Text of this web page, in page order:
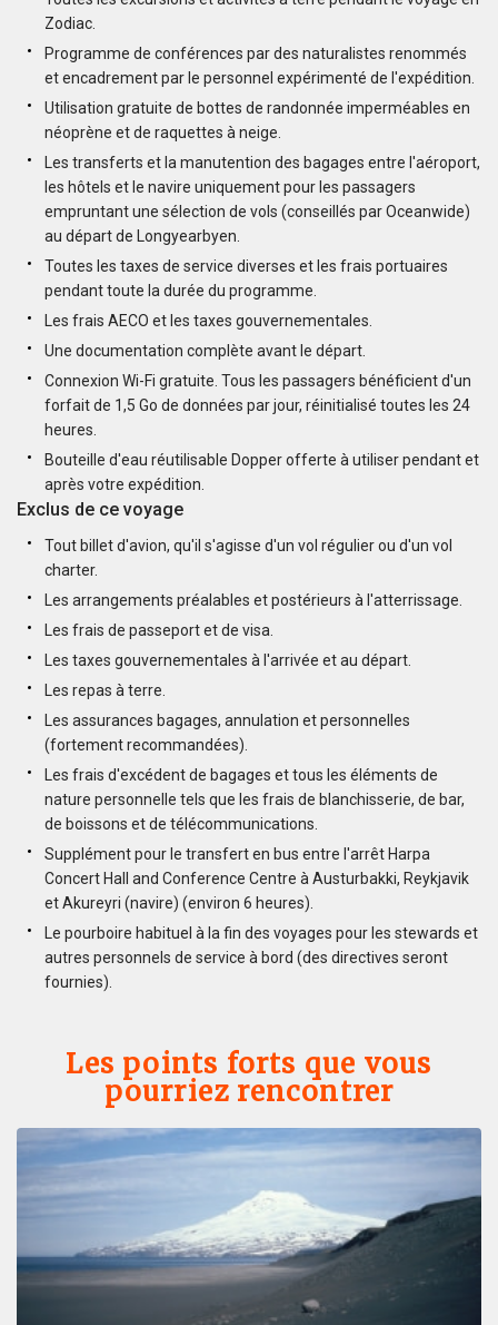
Zodiac.
Programme de conférences par des naturalistes renommés
et encadrement par le personnel expérimenté de l'expédition.
Utilisation gratuite de bottes de randonnée imperméables en
néoprène et de raquettes à neige.
Les transferts et la manutention des bagages entre l'aéroport,
les hôtels et le navire uniquement pour les passagers
empruntant une sélection de vols (conseillés par Oceanwide)
au départ de Longyearbyen.
Toutes les taxes de service diverses et les frais portuaires
pendant toute la durée du programme.
Les frais AECO et les taxes gouvernementales.
Une documentation complète avant le départ.
Connexion Wi-Fi gratuite. Tous les passagers bénéficient d'un
forfait de 1,5 Go de données par jour, réinitialisé toutes les 24
heures.
Bouteille d'eau réutilisable Dopper offerte à utiliser pendant et
après votre expédition.
Exclus de ce voyage
Tout billet d'avion, qu'il s'agisse d'un vol régulier ou d'un vol
charter.
Les arrangements préalables et postérieurs à l'atterrissage.
Les frais de passeport et de visa.
Les taxes gouvernementales à l'arrivée et au départ.
Les repas à terre.
Les assurances bagages, annulation et personnelles
(fortement recommandées).
Les frais d'excédent de bagages et tous les éléments de
nature personnelle tels que les frais de blanchisserie, de bar,
de boissons et de télécommunications.
Supplément pour le transfert en bus entre l'arrêt Harpa
Concert Hall and Conference Centre à Austurbakki, Reykjavik
et Akureyri (navire) (environ 6 heures).
Le pourboire habituel à la fin des voyages pour les stewards et
autres personnels de service à bord (des directives seront
fournies).
Les points forts que vous
pourriez rencontrer